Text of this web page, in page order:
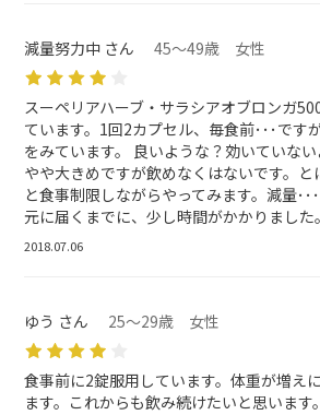
減量努力中 さん 45～49歳 女性
スーペリアハーブ・サラシアオブロンガ
ています。1回2カプセル、毎食前･･･です
をみています。 良いような？効いていな
やや大きめですが飲めなくはないです。と
と食事制限しながらやってみます。減量･
元に届くまでに、少し時間がかかりました。
2018.07.06
ゆう さん 25～29歳 女性
食事前に2錠服用しています。体重が増え
ます。これからも飲み続けたいと思います。